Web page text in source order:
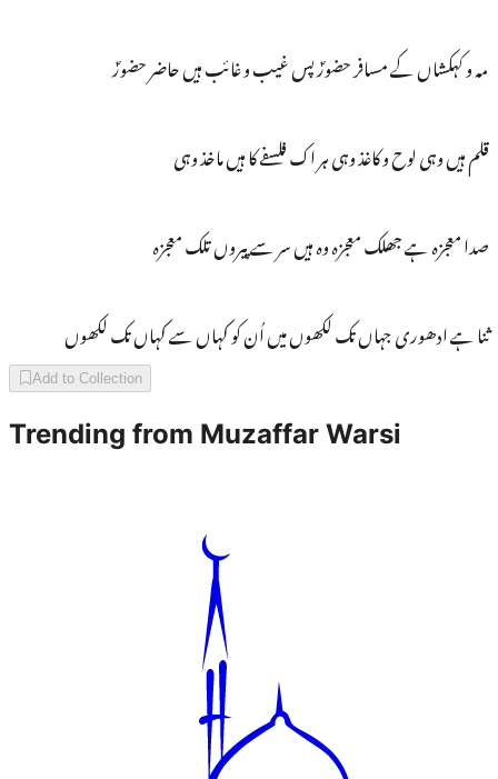
مہ و کہکشاں کے مسافر حضورؐ پس غیب و غائب ہیں حاضر حضورؐ
قلم ہیں وہی لوح و کاغذ وہی ہر اک فلسفے کا ہیں ماخذ وہی
صدا معجزہ ہے جھلک معجزہ وہ ہیں سر سے پیروں تلک معجزہ
ثنا ہے ادھوری جہاں تک لکھوں میں اُن کو کہاں سے کہاں تک لکھوں
Add to Collection
Trending from Muzaffar Warsi